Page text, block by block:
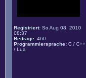
Registriert: So Aug 08, 2010
08:37
Beiträge: 460
Programmiersprache: C / C++
/ Lua